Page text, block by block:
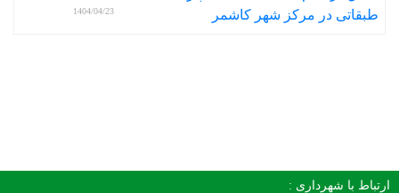
1404/04/23
ارتباط با شهرداری :